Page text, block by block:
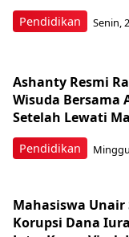
Pendidikan Senin,
Pendidikan
Ashanty Resmi
Wisuda Bersama
Setelah Lewati
Mahasiswa Unair
Korupsi Dana